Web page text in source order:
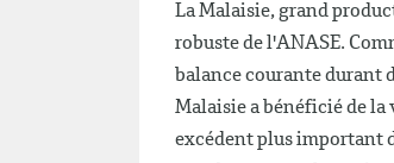
La Malaisie, grand
robuste de l'ANASE.
balance courante durant
Malaisie a bénéficié de la
excédent plus important